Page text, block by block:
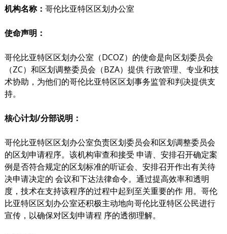
机构名称： 哥伦比亚特区区划办公室
使命声明：
哥伦比亚特区区划办公室（DCOZ）的使命是向区划委员会
（ZC）和区划调整委员会（BZA）提供 行政管理、专业和技
术协助，为他们的哥伦比亚特区区划事务监管和判决提供支
持。
核心计划/分部说明：
哥伦比亚特区区划办公室负责区划委员会和区划调整委员会
的区划申请程序。该机构审查和接受 申请、安排召开确定案
例是否符合规定的区划标准的听证会、安排召开作出有关待
决申请决定的 会议和下达法律命令。通过提高效率和透明
度，技术在支持该程序的过程中起到至关重要的作 用。哥伦
比亚特区区划办公室还积极主动地向哥伦比亚特区公民进行
宣传，以确保对区划申请程 序的透彻理解。